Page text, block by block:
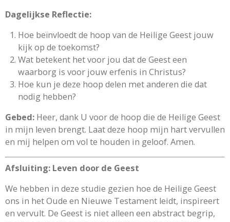
Dagelijkse Reflectie:
Hoe beïnvloedt de hoop van de Heilige Geest jouw
kijk op de toekomst?
Wat betekent het voor jou dat de Geest een
waarborg is voor jouw erfenis in Christus?
Hoe kun je deze hoop delen met anderen die dat
nodig hebben?
Gebed: Heer, dank U voor de hoop die de Heilige Geest
in mijn leven brengt. Laat deze hoop mijn hart vervullen
en mij helpen om vol te houden in geloof. Amen.
Afsluiting: Leven door de Geest
We hebben in deze studie gezien hoe de Heilige Geest
ons in het Oude en Nieuwe Testament leidt, inspireert
en vervult. De Geest is niet alleen een abstract begrip,